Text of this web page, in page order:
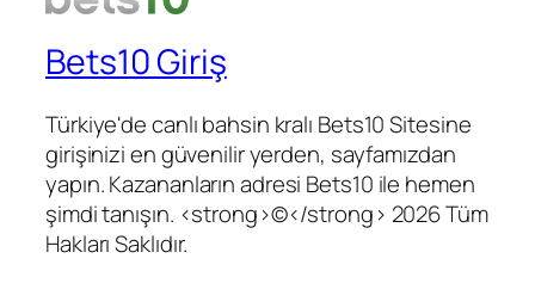
Bets10 Giriş
Türkiye'de canlı bahsin kralı Bets10 Sitesine
girişinizi en güvenilir yerden, sayfamızdan
yapın. Kazananların adresi Bets10 ile hemen
şimdi tanışın. <strong>©</strong> 2026 Tüm
Hakları Saklıdır.